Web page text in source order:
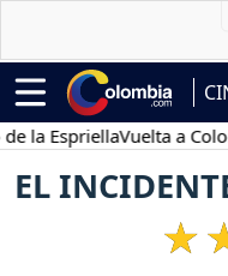
EspriellaVuelta a Colombia
EL